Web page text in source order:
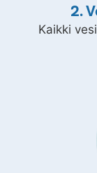
2.
Kaikki